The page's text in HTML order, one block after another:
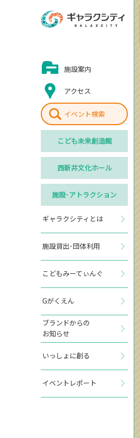
施設案内
アクセス
イベント検索
こども未来創造館
西新井文化ホール
施設･アトラクション
ギャラクシティとは
施設貸出･団体利用
こどもみーてぃんぐ
Gがくえん
ブランドからの
お知らせ
いっしょに創る
イベントレポート